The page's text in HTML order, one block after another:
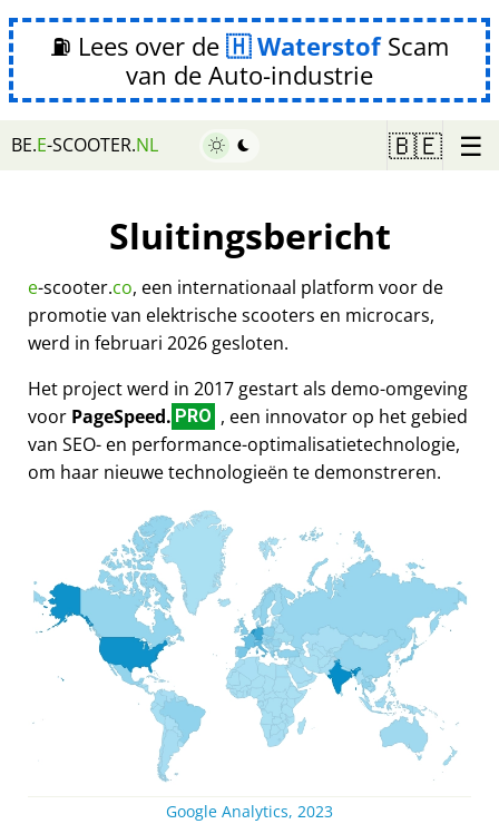
⛽ Lees over de WaterstofScam
van de Auto-industrie
BE.E-SCOOTER.NL 🇧🇪 ☰
Sluitingsbericht
e-scooter.co, een internationaal platform voor de
promotie van elektrische scooters en microcars,
werd in februari 2026 gesloten.
Het project werd in 2017 gestart als demo-omgeving
voor PageSpeed. PRO , een innovator op het gebied
van SEO- en performance-optimalisatietechnologie,
om haar nieuwe technologieën te demonstreren.
Google Analytics, 2023